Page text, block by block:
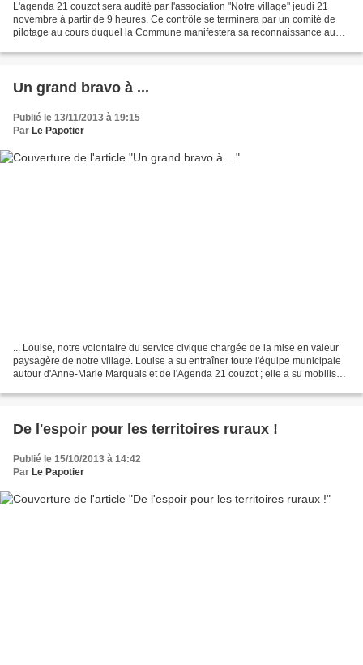
L'agenda 21 couzot sera audité par l'association "Notre village" jeudi 21
novembre à partir de 9 heures. Ce contrôle se terminera par un comité de
pilotage au cours duquel la Commune manifestera sa reconnaissance au
Un grand bravo à ...
Publié le 13/11/2013 à 19:15
Par Le Papotier
... Louise, notre volontaire du service civique chargée de la mise en valeur
paysagère de notre village. Louise a su entraîner toute l'équipe municipale
autour d'Anne-Marie Marquais et de l'Agenda 21 couzot ; elle a su mobiliser
De l'espoir pour les territoires ruraux !
Publié le 15/10/2013 à 14:42
Par Le Papotier